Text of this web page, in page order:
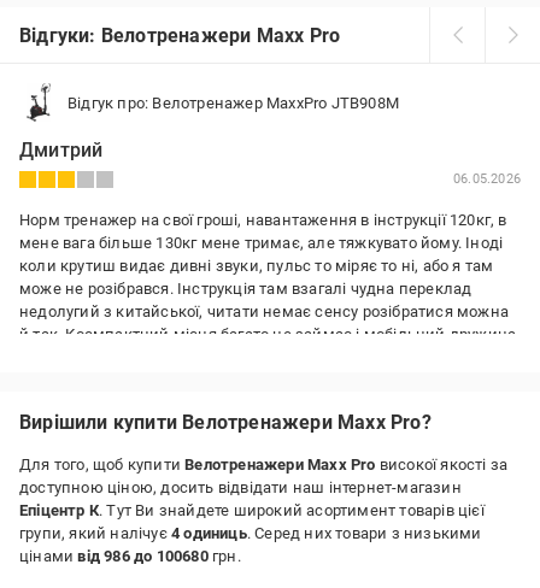
Відгуки: Велотренажери Maxx Pro
Відгук про: Велотренажер MaxxPro JTB908M
Дмитрий
06.05.2026
Норм тренажер на свої гроші, навантаження в інструкції 120кг, в
мене вага більше 130кг мене тримає, але тяжкувато йому. Іноді
коли крутиш видає дивні звуки, пульс то міряє то ні, або я там
може не розібрався. Інструкція там взагалі чудна переклад
недолугий з китайської, читати немає сенсу розібратися можна
й так. Космпактний місця багато не займає і мобільний дружина
Красивий
Недоліки:
треба крутити)
Вирішили купити Велотренажери Maxx Pro?
Для того, щоб купитиВелотренажери Maxx Pro високої якості за
доступною ціною, досить відвідати наш інтернет-магазин
Епіцентр К. Тут Ви знайдете широкий асортимент товарів цієї
групи, який налічує 4 одиниць. Серед них товари з низькими
цінамивід 986 до 100680грн.